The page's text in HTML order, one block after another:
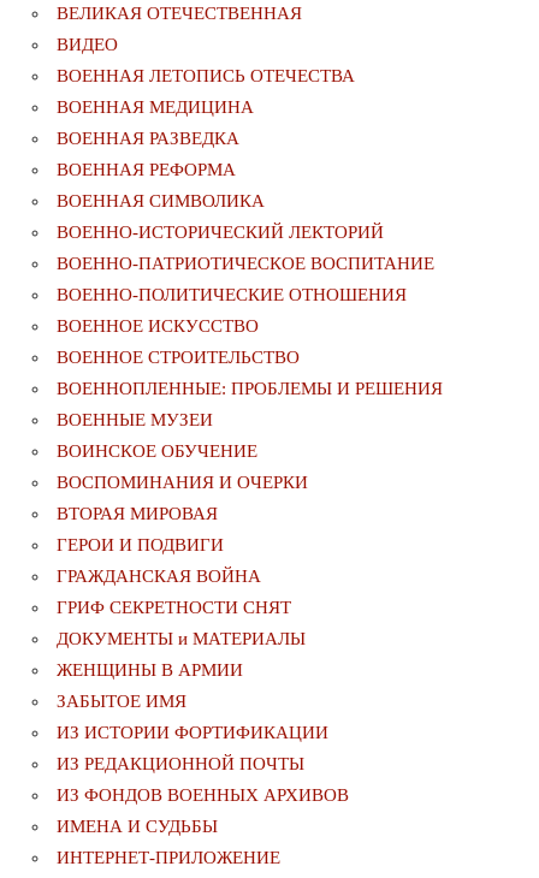
ВЕЛИКАЯ ОТЕЧЕСТВЕННАЯ
ВИДЕО
ВОЕННАЯ ЛЕТОПИСЬ ОТЕЧЕСТВА
ВОЕННАЯ МЕДИЦИНА
ВОЕННАЯ РАЗВЕДКА
ВОЕННАЯ РЕФОРМА
ВОЕННАЯ СИМВОЛИКА
ВОЕННО-ИСТОРИЧЕСКИЙ ЛЕКТОРИЙ
ВОЕННО-ПАТРИОТИЧЕСКОЕ ВОСПИТАНИЕ
ВОЕННО-ПОЛИТИЧЕСКИE ОТНОШЕНИЯ
ВОЕННОЕ ИСКУССТВО
ВОЕННОЕ СТРОИТЕЛЬСТВО
ВОЕННОПЛЕННЫЕ: ПРОБЛЕМЫ И РЕШЕНИЯ
ВОЕННЫЕ МУЗЕИ
ВОИНСКОЕ ОБУЧЕНИЕ
ВОСПОМИНАНИЯ И ОЧЕРКИ
ВТОРАЯ МИРОВАЯ
ГЕРОИ И ПОДВИГИ
ГРАЖДАНСКАЯ ВОЙНА
ГРИФ СЕКРЕТНОСТИ СНЯТ
ДОКУМЕНТЫ и МАТЕРИАЛЫ
ЖЕНЩИНЫ В АРМИИ
ЗАБЫТОЕ ИМЯ
ИЗ ИСТОРИИ ФОРТИФИКАЦИИ
ИЗ РЕДАКЦИОННОЙ ПОЧТЫ
ИЗ ФОНДОВ ВОЕННЫХ АРХИВОВ
ИМЕНА И СУДЬБЫ
ИНТЕРНЕТ-ПРИЛОЖЕНИЕ